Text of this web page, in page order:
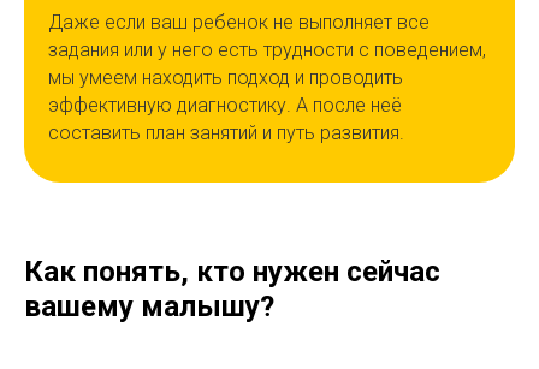
Даже если ваш ребенок не выполняет все
задания или у него есть трудности с поведением,
мы умеем находить подход и проводить
эффективную диагностику. А после неё
составить план занятий и путь развития.
Как понять, кто нужен сейчас
вашему малышу?